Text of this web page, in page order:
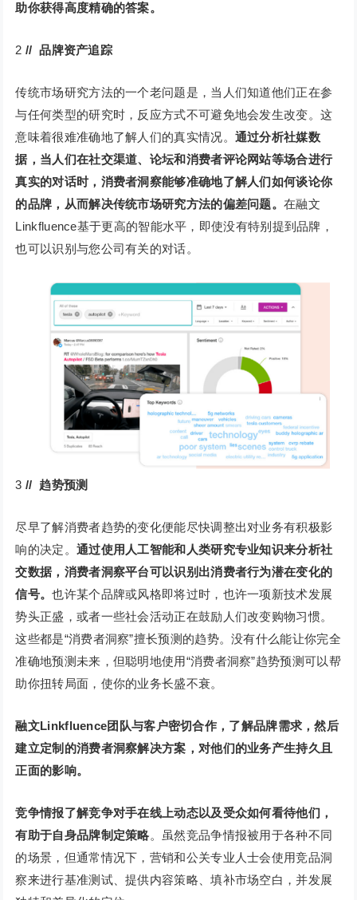
助你获得高度精确的答案。
2// 品牌资产追踪
传统市场研究方法的一个老问题是，当人们知道他们正在参
与任何类型的研究时，反应方式不可避免地会发生改变。这
意味着很难准确地了解人们的真实情况。 通过分析社媒数
据，当人们在社交渠道、论坛和消费者评论网站等场合进行
真实的对话时，消费者洞察能够准确地了解人们如何谈论你
的品牌，从而解决传统市场研究方法的偏差问题。在融文
Linkfluence基于更高的智能水平，即使没有特别提到品牌，
也可以识别与您公司有关的对话。
3// 趋势预测
尽早了解消费者趋势的变化便能尽快调整出对业务有积极影
响的决定。 通过使用人工智能和人类研究专业知识来分析社
交数据，消费者洞察平台可以识别出消费者行为潜在变化的
信号。也许某个品牌或风格即将过时，也许一项新技术发展
势头正盛，或者一些社会活动正在鼓励人们改变购物习惯。
这些都是“消费者洞察”擅长预测的趋势。没有什么能让你完全
准确地预测未来，但聪明地使用“消费者洞察”趋势预测可以帮
助你扭转局面，使你的业务长盛不衰。
融文Linkfluence团队与客户密切合作，了解品牌需求，然后
建立定制的消费者洞察解决方案，对他们的业务产生持久且
正面的影响。
竞争情报了解竞争对手在线上动态以及受众如何看待他们，
有助于自身品牌制定策略。虽然竞品争情报被用于各种不同
的场景，但通常情况下，营销和公关专业人士会使用竞品洞
察来进行基准测试、提供内容策略、填补市场空白，并发展